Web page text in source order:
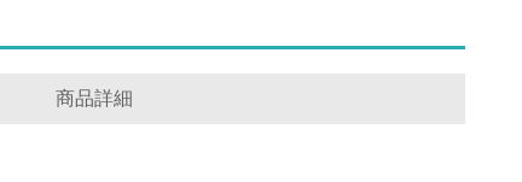
商品詳細